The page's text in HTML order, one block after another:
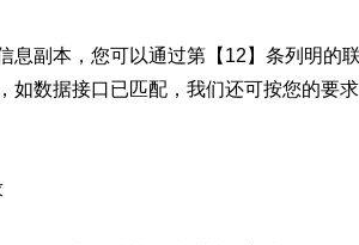
息副本，您可以通过第【12】条列明的
如数据接口已匹配，我们还可按您的要